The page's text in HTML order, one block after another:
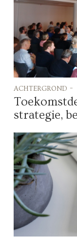
achtergrond -
strategie,